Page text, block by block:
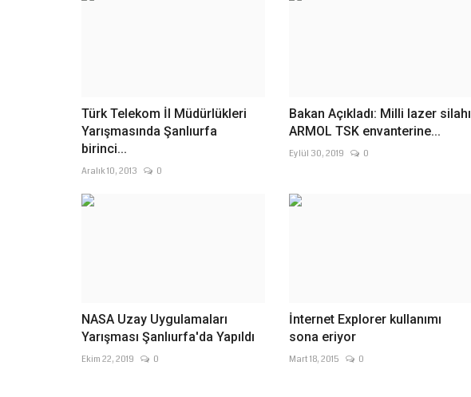
Türk Telekom İl Müdürlükleri
Yarışmasında Şanlıurfa
birinci...
Aralık 10, 2013 0
Bakan Açıkladı: Milli lazer silahı
ARMOL TSK envanterine...
Eylül 30, 2019 0
NASA Uzay Uygulamaları
Yarışması Şanlıurfa'da Yapıldı
Ekim 22, 2019 0
İnternet Explorer kullanımı
sona eriyor
Mart 18, 2015 0